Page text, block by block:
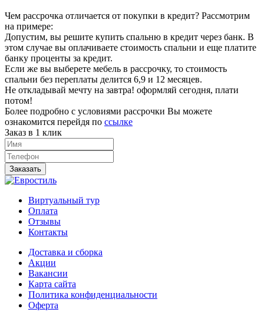
Чем рассрочка отличается от покупки в кредит? Рассмотрим
на примере:
Допустим, вы решите купить спальню в кредит через банк. В
этом случае вы оплачиваете стоимость спальни и еще платите
банку проценты за кредит.
Если же вы выберете мебель в рассрочку, то стоимость
спальни без переплаты делится 6,9 и 12 месяцев.
Не откладывай мечту на завтра! оформляй сегодня, плати
потом!
Более подробно с условиями рассрочки Вы можете
ознакомится перейдя по ссылке
Заказ в 1 клик
Заказать
Виртуальный тур
Оплата
Отзывы
Контакты
Доставка и сборка
Акции
Вакансии
Карта сайта
Политика конфиденциальности
Оферта